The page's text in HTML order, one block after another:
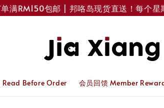
包邮 | 邦咯岛现货直送！每个星期
Read Before Order 会员回馈 Member